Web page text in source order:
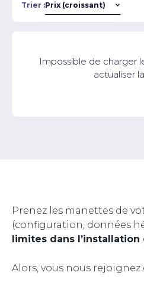
Trier :
Impossible de charger
actualiser
Prenez les manettes de
(configuration, données
limites dans
Alors, vous nous rejoignez